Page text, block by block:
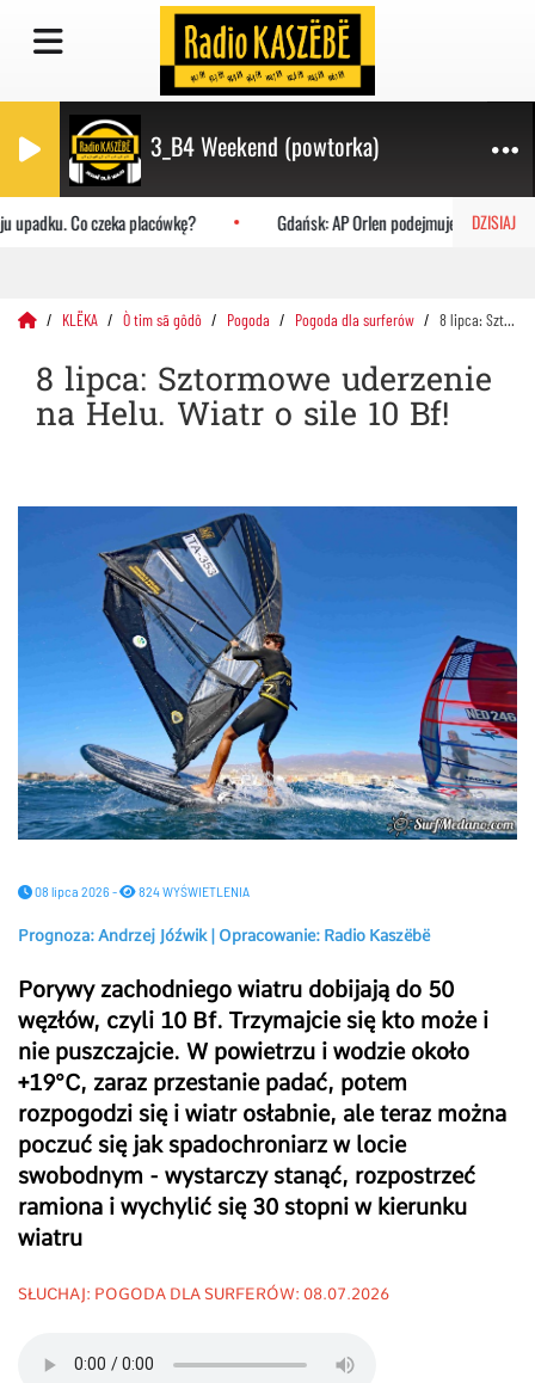
3_B4 Weekend (powtorka)
DZISIAJ
Co czeka placówkę? Gdańsk: AP Orlen podejmuje Uniwersytet
KLËKA Ò tim sã gôdô Pogoda Pogoda dla surferów 8 lipca: Sztormowe uderzenie na Helu. Wiatr o sile 10 Bf!
8 lipca: Sztormowe uderzenie
na Helu. Wiatr o sile 10 Bf!
08 lipca 2026 - 824 WYŚWIETLENIA
Prognoza: Andrzej Jóźwik | Opracowanie: Radio Kaszëbë
Porywy zachodniego wiatru dobijają do 50
węzłów, czyli 10 Bf. Trzymajcie się kto może i
nie puszczajcie. W powietrzu i wodzie około
+19°C, zaraz przestanie padać, potem
rozpogodzi się i wiatr osłabnie, ale teraz można
poczuć się jak spadochroniarz w locie
swobodnym - wystarczy stanąć, rozpostrzeć
ramiona i wychylić się 30 stopni w kierunku
wiatru
SŁUCHAJ: POGODA DLA SURFERÓW: 08.07.2026